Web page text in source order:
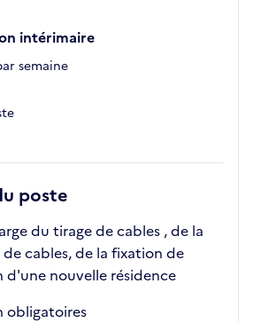
intérimaire
semaine
poste
du tirage de cables , de la
cables, de la fixation de
d'une nouvelle résidence
obligatoires